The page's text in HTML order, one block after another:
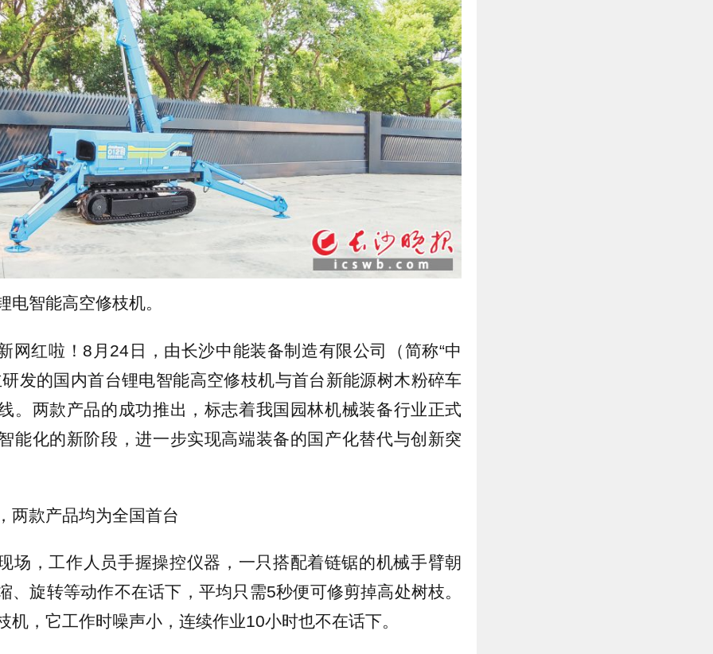
电智能高空修枝机。
网红啦！8月24日，由长沙中能装备制造有限公司（简称“中
发的国内首台锂电智能高空修枝机与首台新能源树木粉碎车
。两款产品的成功推出，标志着我国园林机械装备行业正式
能化的新阶段，进一步实现高端装备的国产化替代与创新突
两款产品均为全国首台
场，工作人员手握操控仪器，一只搭配着链锯的机械手臂朝
、旋转等动作不在话下，平均只需5秒便可修剪掉高处树枝。
机，它工作时噪声小，连续作业10小时也不在话下。